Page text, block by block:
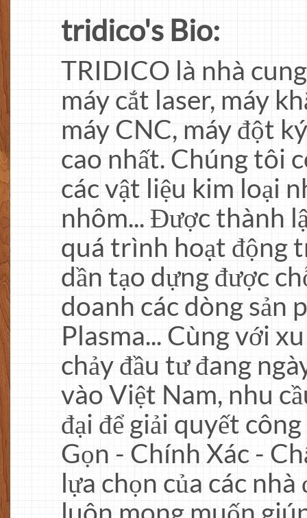
tridico's Bio:
TRIDICO là nhà
máy cắt laser, máy
máy CNC, máy đột
cao nhất. Chúng tôi
các vật liệu kim loại
nhôm... Được thành
quá trình hoạt động
dần tạo dựng được
doanh các dòng sản
Plasma... Cùng với
chảy đầu tư đang
vào Việt Nam, nhu
đại để giải quyết
Gọn - Chính Xác -
lựa chọn của các
luôn mong muốn